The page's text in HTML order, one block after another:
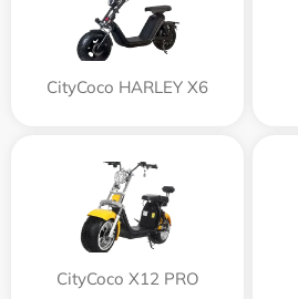
CityCoco HARLEY X6
CityCoco X12 PRO